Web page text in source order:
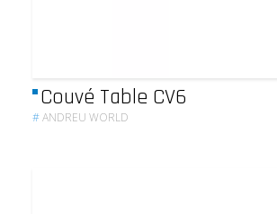
Couvé Table CV6
#ANDREU WORLD